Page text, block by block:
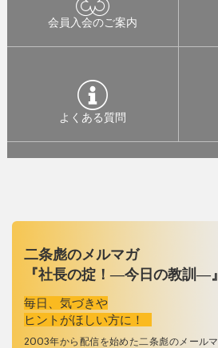
会員入会のご案内
よくある質問
二条彪のメルマガ
『社長の掟！―今日の教訓―』
毎日、気づきや
ヒントがほしい方に！
2003年から配信を始めた二条彪のメール